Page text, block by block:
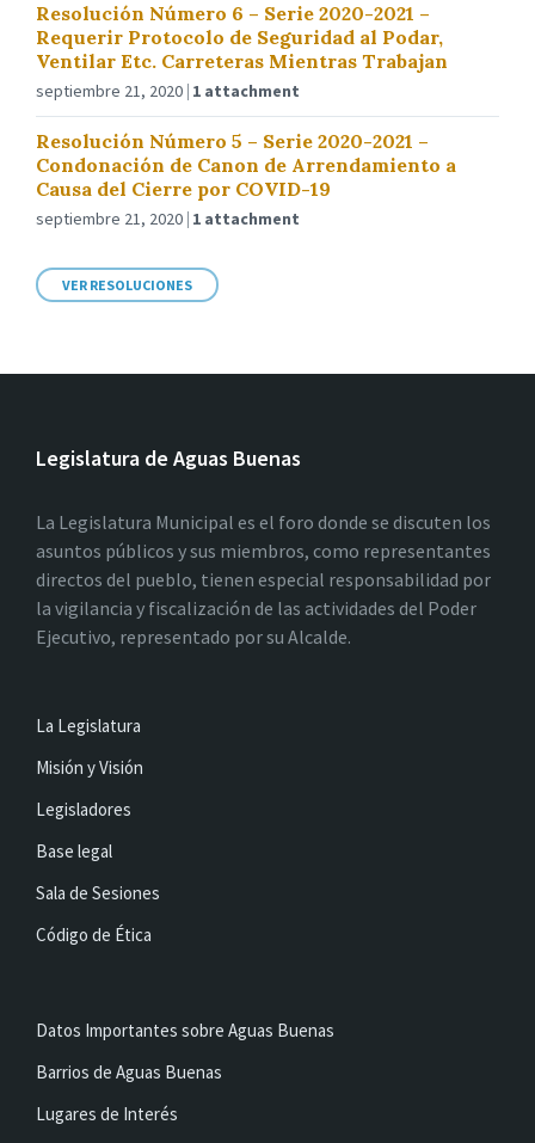
Resolución Número 6 – Serie 2020-2021 –
Requerir Protocolo de Seguridad al Podar,
Ventilar Etc. Carreteras Mientras Trabajan
septiembre 21, 2020 1 attachment
Resolución Número 5 – Serie 2020-2021 –
Condonación de Canon de Arrendamiento a
Causa del Cierre por COVID-19
septiembre 21, 2020 1 attachment
VER RESOLUCIONES
Legislatura de Aguas Buenas
La Legislatura Municipal es el foro donde se discuten los
asuntos públicos y sus miembros, como representantes
directos del pueblo, tienen especial responsabilidad por
la vigilancia y fiscalización de las actividades del Poder
Ejecutivo, representado por su Alcalde.
La Legislatura
Misión y Visión
Legisladores
Base legal
Sala de Sesiones
Código de Ética
Datos Importantes sobre Aguas Buenas
Barrios de Aguas Buenas
Lugares de Interés